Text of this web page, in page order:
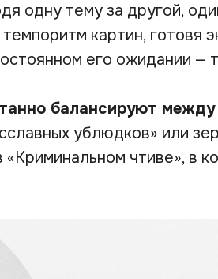
одну тему за другой,
картин, готовя
его ожидании —
балансируют
ублюдков» или
«Криминальном чтиве», в